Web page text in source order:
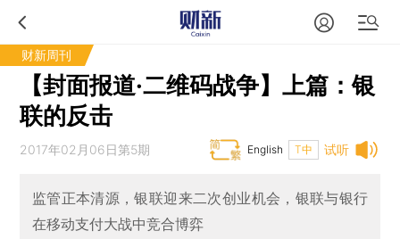
财新周刊
【封面报道·二维码战争】上篇：银
联的反击
试听
2017年02月06日第5期 T中
English
监管正本清源，银联迎来二次创业机会，银联与银行
在移动支付大战中竞合博弈